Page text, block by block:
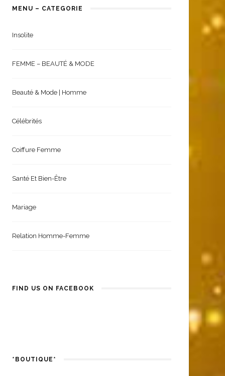
MENU – CATEGORIE
Insolite
FEMME – BEAUTÉ & MODE
Beauté & Mode | Homme
Célébrités
Coiffure Femme
Santé Et Bien-Être
Mariage
Relation Homme-Femme
FIND US ON FACEBOOK
*BOUTIQUE*